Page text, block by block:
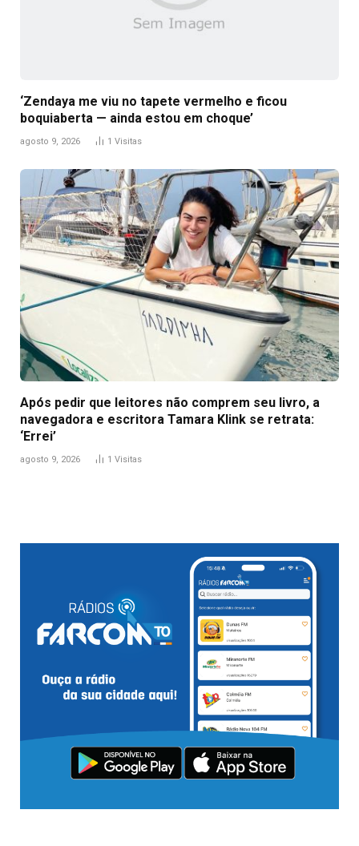
‘Zendaya me viu no tapete vermelho e ficou
boquiaberta — ainda estou em choque’
agosto 9, 2026 1 Visitas
Após pedir que leitores não comprem seu livro, a
navegadora e escritora Tamara Klink se retrata:
‘Errei’
agosto 9, 2026 1 Visitas